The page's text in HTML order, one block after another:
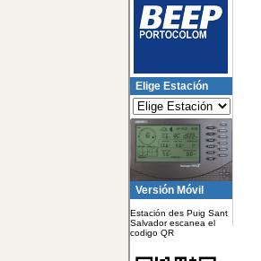
Elige Estación
Versión Móvil
Estación des Puig Sant
Salvador escanea el
codigo QR